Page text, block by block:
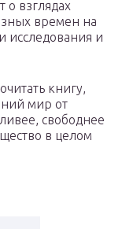
о взглядах
времен на
исследования и
книгу,
мир от
свободнее
в целом